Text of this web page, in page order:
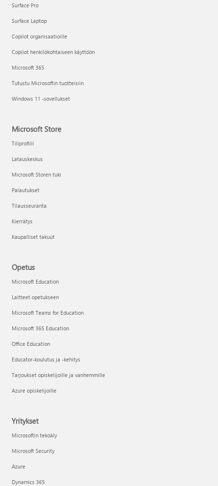
Surface Pro
Surface Laptop
Copilot organisaatioille
Copilot henkilökohtaiseen käyttöön
Microsoft 365
Tutustu Microsoftin tuotteisiin
Windows 11 -sovellukset
Microsoft Store
Tiliprofiili
Latauskeskus
Microsoft Storen tuki
Palautukset
Tilausseuranta
Kierrätys
Kaupalliset takuut
Opetus
Microsoft Education
Laitteet opetukseen
Microsoft Teams for Education
Microsoft 365 Education
Office Education
Educator-koulutus ja -kehitys
Tarjoukset opiskelijoille ja vanhemmille
Azure opiskelijoille
Yritykset
Microsoftin tekoäly
Microsoft Security
Azure
Dynamics 365